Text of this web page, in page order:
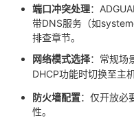
端口冲突处理：
带DNS服务（如
排查章节。
网络模式选择：常规场
DHCP功能时切换至主
防火墙配置：仅开放必
性。